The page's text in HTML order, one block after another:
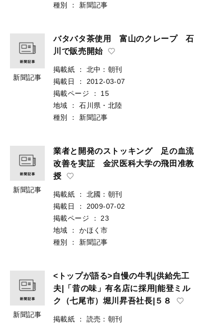
種別
： 新聞記事
新聞記事
バタバタ茶使用 富山のクレープ 石
川で販売開始
掲載紙 ：
北中：朝刊
掲載日
：
2012-03-07
掲載ページ
：
15
地域
：
石川県・北陸
種別
： 新聞記事
新聞記事
業者と開発のストッキング 足の血流
改善を実証 金沢医科大学の飛田准教
授
掲載紙 ：
北國：朝刊
掲載日
：
2009-07-02
掲載ページ
：
23
地域
：
かほく市
種別
： 新聞記事
新聞記事
<トップが語る>自慢の牛乳|供給先工
夫|「昔の味」有名店に採用|能登ミル
ク（七尾市）堀川昇吾社長|５８
掲載紙 ：
読売：朝刊